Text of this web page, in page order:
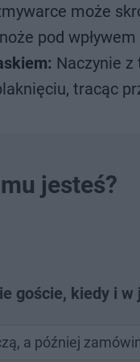
może
pod
Naczynie
tracąc
jesteś?
goście, kiedy i
a później